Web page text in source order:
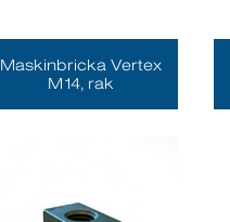
Maskinbricka Vertex
M14, rak